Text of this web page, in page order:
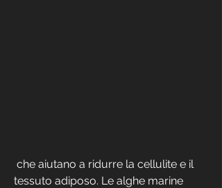
tessuto adiposo. Le alghe marine